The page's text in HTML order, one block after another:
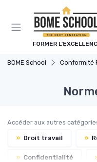
FORMER
BOME School Conformité
Accéder aux autres
» Droit travail »
» Confidentialité
Panneau de gestion des